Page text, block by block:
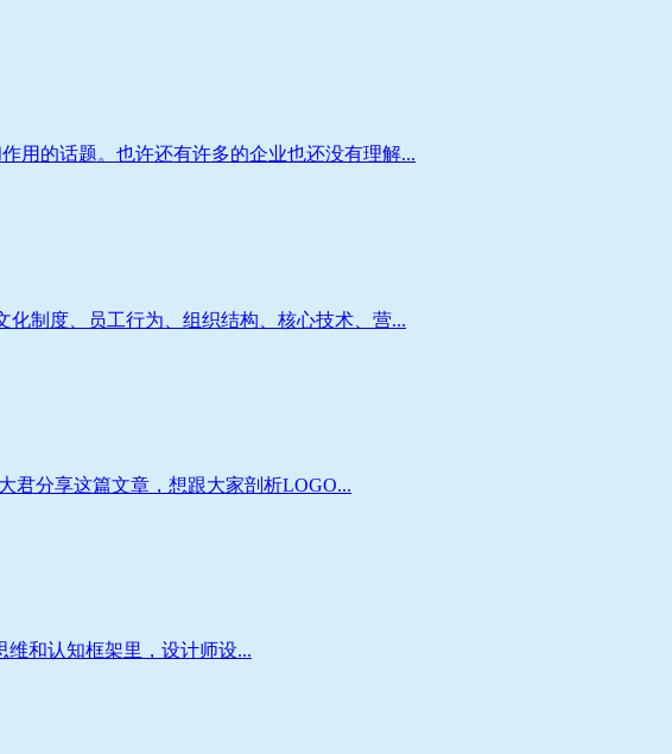
用的话题。也许还有许多的企业也还没有理解...
制度、员工行为、组织结构、核心技术、营...
君分享这篇文章，想跟大家剖析LOGO...
和认知框架里，设计师设...